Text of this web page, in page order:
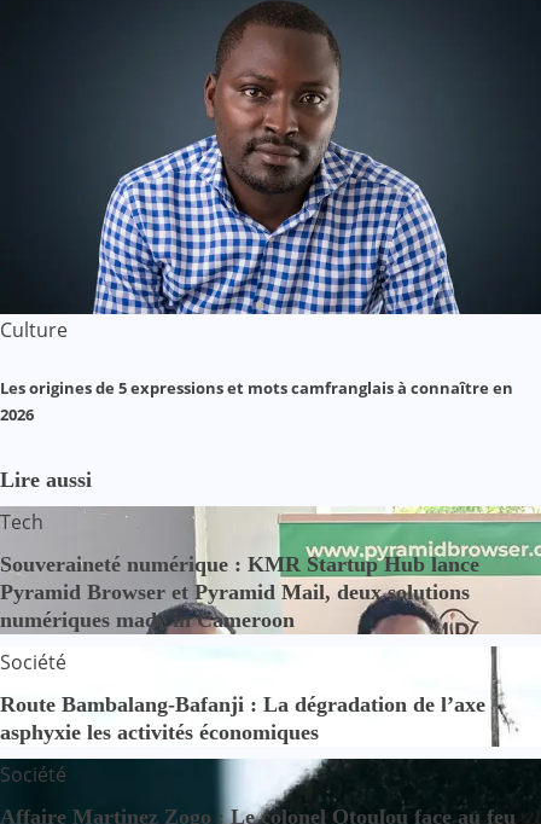
Culture
Les origines de 5 expressions et mots camfranglais à connaître en
2026
Lire aussi
Tech
Souveraineté numérique : KMR Startup Hub lance
Pyramid Browser et Pyramid Mail, deux solutions
numériques made in Cameroon
Société
Route Bambalang-Bafanji : La dégradation de l’axe
asphyxie les activités économiques
Société
Affaire Martinez Zogo : Le colonel Otoulou face au feu